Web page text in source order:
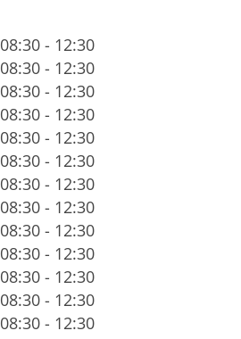
08:30 - 12:30
08:30 - 12:30
08:30 - 12:30
08:30 - 12:30
08:30 - 12:30
08:30 - 12:30
08:30 - 12:30
08:30 - 12:30
08:30 - 12:30
08:30 - 12:30
08:30 - 12:30
08:30 - 12:30
08:30 - 12:30